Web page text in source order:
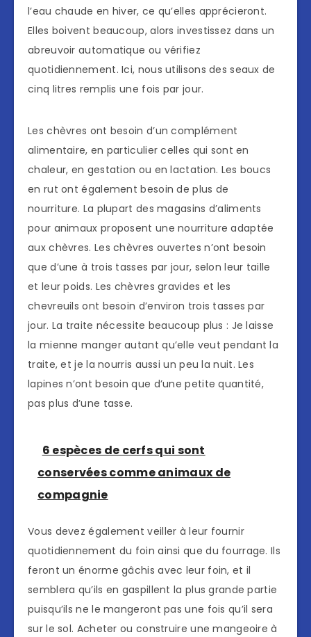
l’eau chaude en hiver, ce qu’elles apprécieront.
Elles boivent beaucoup, alors investissez dans un
abreuvoir automatique ou vérifiez
quotidiennement. Ici, nous utilisons des seaux de
cinq litres remplis une fois par jour.
Les chèvres ont besoin d’un complément
alimentaire, en particulier celles qui sont en
chaleur, en gestation ou en lactation. Les boucs
en rut ont également besoin de plus de
nourriture. La plupart des magasins d’aliments
pour animaux proposent une nourriture adaptée
aux chèvres. Les chèvres ouvertes n’ont besoin
que d’une à trois tasses par jour, selon leur taille
et leur poids. Les chèvres gravides et les
chevreuils ont besoin d’environ trois tasses par
jour. La traite nécessite beaucoup plus : Je laisse
la mienne manger autant qu’elle veut pendant la
traite, et je la nourris aussi un peu la nuit. Les
lapines n’ont besoin que d’une petite quantité,
pas plus d’une tasse.
6 espèces de cerfs qui sont
conservées comme animaux de
compagnie
Vous devez également veiller à leur fournir
quotidiennement du foin ainsi que du fourrage. Ils
feront un énorme gâchis avec leur foin, et il
semblera qu’ils en gaspillent la plus grande partie
puisqu’ils ne le mangeront pas une fois qu’il sera
sur le sol. Acheter ou construire une mangeoire à